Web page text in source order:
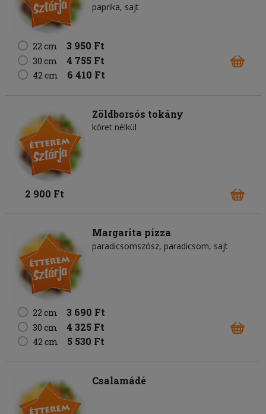
paprika sajt
22 cm 3 950 Ft
30 cm 4 755 Ft
42 cm 6 410 Ft
Zöldborsós tokány
köret nélkül
2 900 Ft
Margarita pizza
paradicsomszósz paradicsom sajt
22 cm 3 690 Ft
30 cm 4 325 Ft
42 cm 5 530 Ft
Csalamádé